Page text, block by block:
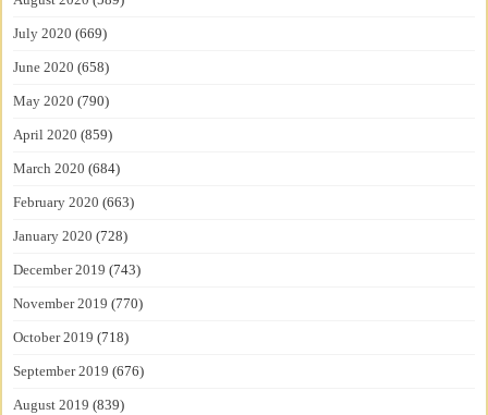
July 2020 (669)
June 2020 (658)
May 2020 (790)
April 2020 (859)
March 2020 (684)
February 2020 (663)
January 2020 (728)
December 2019 (743)
November 2019 (770)
October 2019 (718)
September 2019 (676)
August 2019 (839)